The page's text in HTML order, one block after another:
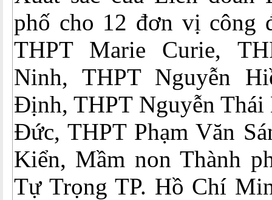
phố cho 12 đơn vị công
THPT Marie Curie,
Ninh, THPT Nguyễn
Định, THPT Nguyễn
Đức, THPT Phạm Văn
Kiển, Mầm non Thành
Tự Trọng TP. Hồ Chí